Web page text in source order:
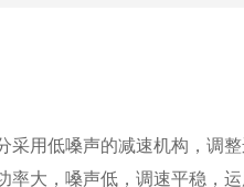
采用低嗓声的减速机构，调
大，嗓声低，调速平稳，运